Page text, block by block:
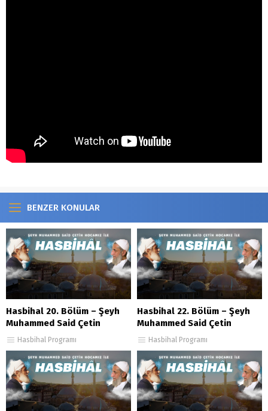
BENZER KONULAR
Hasbihal 20. Bölüm – Şeyh
Muhammed Said Çetin
Hasbihal Programı
Hasbihal 22. Bölüm – Şeyh
Muhammed Said Çetin
Hasbihal Programı